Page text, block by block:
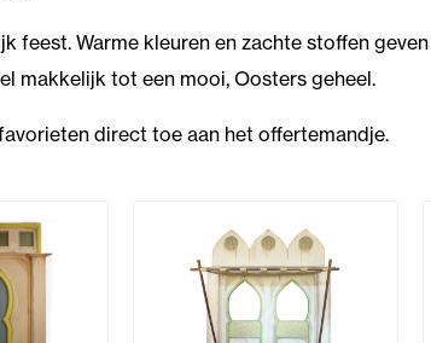
feest. Warme kleuren en zachte stoffen
makkelijk tot een mooi, Oosters geheel.
direct toe aan het offertemandje.